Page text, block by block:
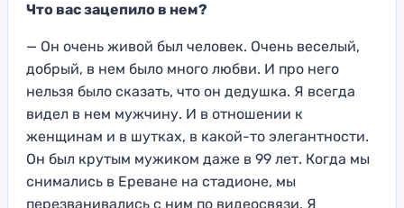
Что вас зацепило в нем?
— Он очень живой был человек. Очень веселый,
добрый, в нем было много любви. И про него
нельзя было сказать, что он дедушка. Я всегда
видел в нем мужчину. И в отношении к
женщинам и в шутках, в какой-то элегантности.
Он был крутым мужиком даже в 99 лет. Когда мы
снимались в Ереване на стадионе, мы
перезванивались с ним по видеосвязи. Я